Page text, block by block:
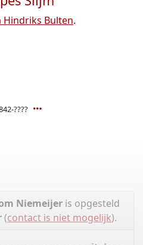
Hindriks Bulten.
????
Niemeijeris opgesteld
(contact is niet mogelijk).